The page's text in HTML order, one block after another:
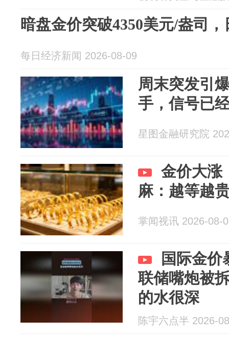
暗盘金价突破4350美元/盎司
每日经济新闻 2026-08-09
周末突发引
手，信号已
星图金融研究院
金价大涨
麻：越等越
掌闻视讯 2026-08-
国际金价
联储嘴炮被
的水很深
陈宇六点半 2026-